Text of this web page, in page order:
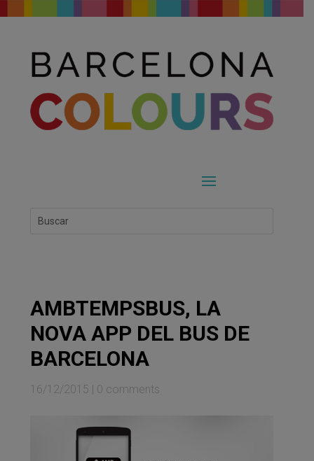
AMBTEMPSBUS, LA
NOVA APP DEL BUS DE
BARCELONA
16/12/2015 0 comments